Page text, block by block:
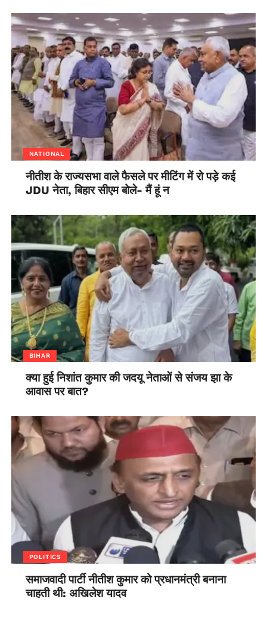
NATIONAL
नीतीश के राज्यसभा वाले फैसले पर मीटिंग में रो पड़े कई
JDU नेता, बिहार सीएम बोले- मैं हूं न
BIHAR
क्या हुई निशांत कुमार की जदयू नेताओं से संजय झा के
आवास पर बात?
POLITICS
समाजवादी पार्टी नीतीश कुमार को प्रधानमंत्री बनाना
चाहती थी: अखिलेश यादव